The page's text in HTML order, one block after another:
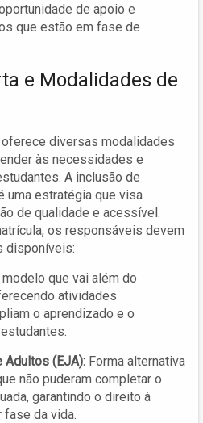
de apoio e
que estão em fase de
e Modalidades de
diversas modalidades
às necessidades e
A inclusão de
estratégia que visa
de qualidade e acessível.
os responsáveis devem
disponíveis:
modelo que vai além do
atividades
o aprendizado e o
Adultos (EJA): Forma alternativa
não puderam completar o
garantindo o direito à
fase da vida.